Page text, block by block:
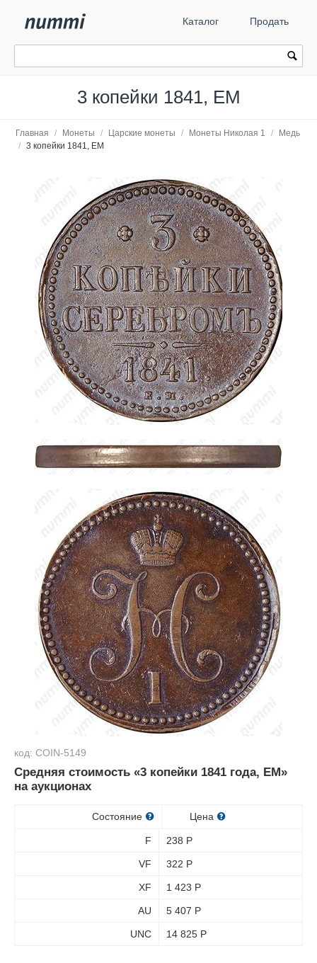
Каталог Продать
3 копейки 1841, ЕМ
Главная / Монеты / Царские монеты / Монеты Николая 1 /
Медь
/ 3 копейки 1841, ЕМ
код: COIN-5149
Средняя стоимость «3 копейки 1841 года, ЕМ»
на аукционах
Состояние Цена
F 238 Р
VF 322 Р
XF 1 423 Р
AU 5 407 Р
UNC 14 825 Р